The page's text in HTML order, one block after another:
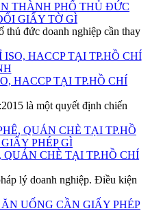
THÀNH PHỐ THỦ ĐỨC
GIẤY TỜ GÌ
thủ đức doanh nghiệp cần thay
HACCP TẠI TP.HỒ CHÍ
là một quyết định chiến
CHÈ TẠI TP.HỒ CHÍ
lý doanh nghiệp. Điều kiện